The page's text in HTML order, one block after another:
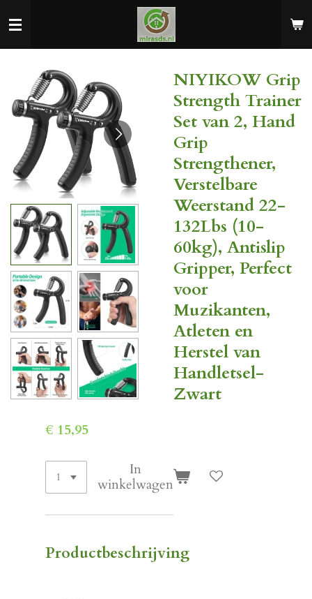
direct
hoofdinhoud
NIYIKOW Grip
Strength Trainer
Set van 2, Hand
Grip
Strengthener,
Verstelbare
Weerstand 22-
132Lbs (10-
60kg), Antislip
Gripper, Perfect
voor
Muzikanten,
Atleten en
Herstel van
Handletsel-
Zwart
€ 15,95
In
winkelwagen
Productbeschrijving